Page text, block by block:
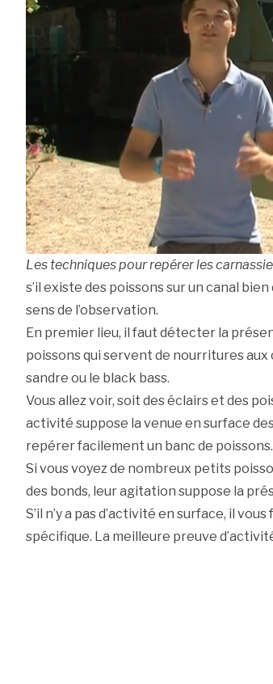
Les techniques pour repérer les
s’il existe des poissons sur un canal
sens de l’observation.
En premier lieu, il faut détecter la
poissons qui servent de nourritures
sandre ou le black bass.
Vous allez voir, soit des éclairs et des
activité suppose la venue en surface
repérer facilement un banc de poissons.
Si vous voyez de nombreux petits
des bonds, leur agitation suppose la
S’il n’y a pas d’activité en surface, il
spécifique. La meilleure preuve